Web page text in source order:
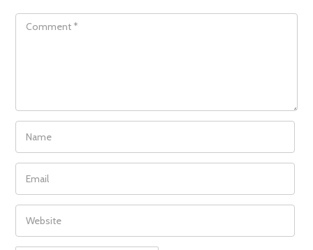
COMMENT
NAME
EMAIL
WEBSITE